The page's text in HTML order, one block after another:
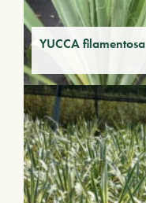
YUCCA filamentosa